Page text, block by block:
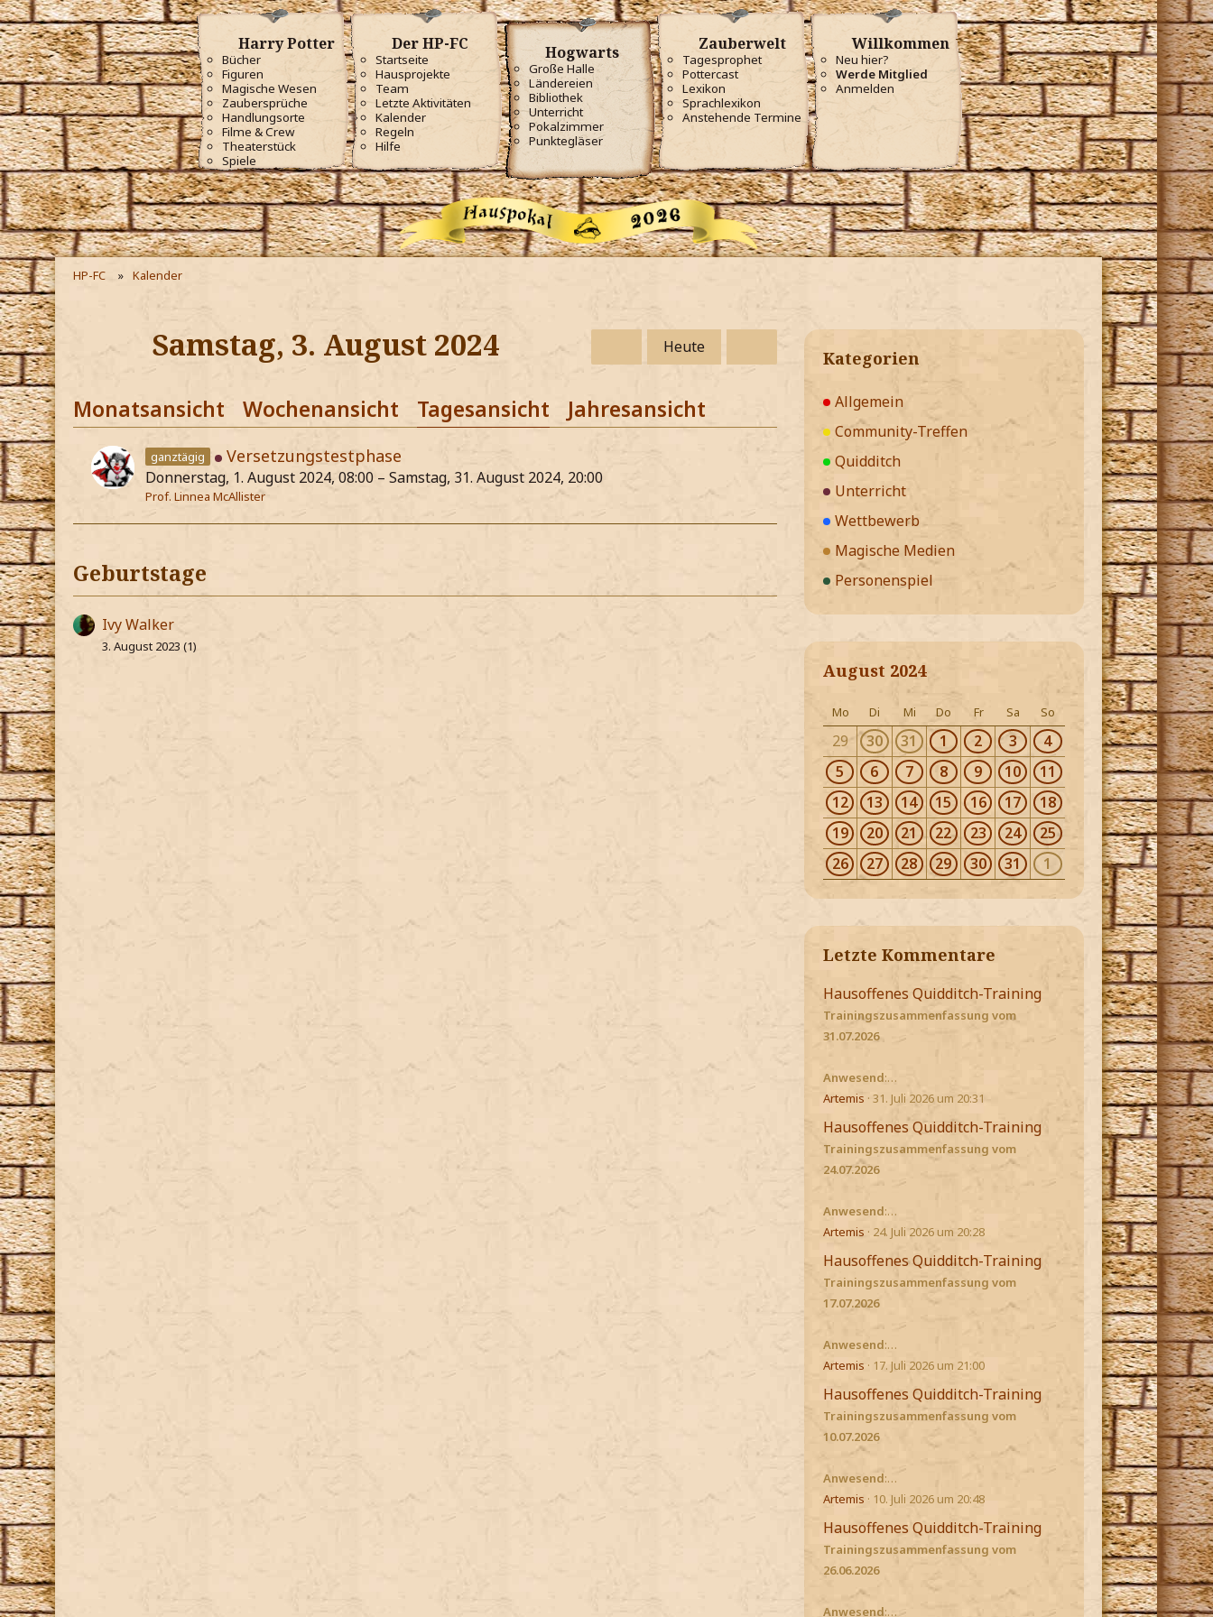
Harry Potter
Bücher
Figuren
Magische Wesen
Zaubersprüche
Handlungsorte
Filme & Crew
Theaterstück
Spiele
Der HP-FC
Startseite
Hausprojekte
Team
Letzte Aktivitäten
Kalender
Regeln
Hilfe
Hogwarts
Große Halle
Ländereien
Bibliothek
Unterricht
Pokalzimmer
Punktegläser
Zauberwelt
Tagesprophet
Pottercast
Lexikon
Sprachlexikon
Anstehende Termine
Willkommen
Neu hier?
Werde Mitglied
Anmelden
HP-FC Kalender
Samstag, 3. August 2024 Heute
Monatsansicht Wochenansicht Tagesansicht Jahresansicht
ganztägig Versetzungstestphase
Donnerstag, 1. August 2024, 08:00 – Samstag, 31. August 2024, 20:00
Prof. Linnea McAllister
Geburtstage
Ivy Walker
3. August 2023 (1)
Kategorien
Allgemein
Community-Treffen
Quidditch
Unterricht
Wettbewerb
Magische Medien
Personenspiel
August 2024
Mo Di Mi Do Fr Sa So
29 30 31 1 2 3
4
5
6 7 8 9 10
11
12
13 14 15 16 17
18
19
20 21 22 23 24
25
26
27 28 29 30 31 1
Letzte Kommentare
Hausoffenes Quidditch-Training
Trainingszusammenfassung vom
31.07.2026
Anwesend:…
Artemis 31. Juli 2026 um 20:31
Hausoffenes Quidditch-Training
Trainingszusammenfassung vom
24.07.2026
Anwesend:…
Artemis
24. Juli 2026 um 20:28
Hausoffenes Quidditch-Training
Trainingszusammenfassung vom
17.07.2026
Anwesend:…
Artemis
17. Juli 2026 um 21:00
Hausoffenes Quidditch-Training
Trainingszusammenfassung vom
10.07.2026
Anwesend:…
Artemis
10. Juli 2026 um 20:48
Hausoffenes Quidditch-Training
Trainingszusammenfassung vom
26.06.2026
Anwesend:…